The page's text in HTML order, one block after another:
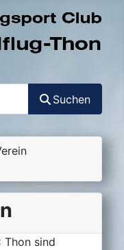
Suchen
Thon sind